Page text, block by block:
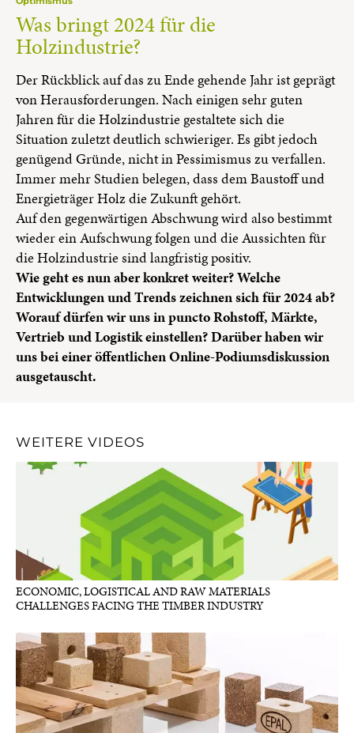
Was bringt 2024 für die
Holzindustrie?
Der Rückblick auf das zu Ende gehende Jahr ist geprägt
von Herausforderungen. Nach einigen sehr guten
Jahren für die Holzindustrie gestaltete sich die
Situation zuletzt deutlich schwieriger. Es gibt jedoch
genügend Gründe, nicht in Pessimismus zu verfallen.
Immer mehr Studien belegen, dass dem Baustoff und
Energieträger Holz die Zukunft gehört.
Auf den gegenwärtigen Abschwung wird also bestimmt
wieder ein Aufschwung folgen und die Aussichten für
die Holzindustrie sind langfristig positiv.
Wie geht es nun aber konkret weiter? Welche
Entwicklungen und Trends zeichnen sich für 2024 ab?
Worauf dürfen wir uns in puncto Rohstoff, Märkte,
Vertrieb und Logistik einstellen? Darüber haben wir
uns bei einer öffentlichen Online-Podiumsdiskussion
ausgetauscht.
WEITERE VIDEOS
ECONOMIC, LOGISTICAL AND RAW MATERIALS
CHALLENGES FACING THE TIMBER INDUSTRY